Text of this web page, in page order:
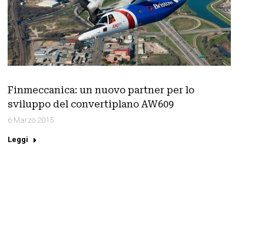
Finmeccanica: un nuovo partner per lo
sviluppo del convertiplano AW609
6 Marzo 2015
Leggi